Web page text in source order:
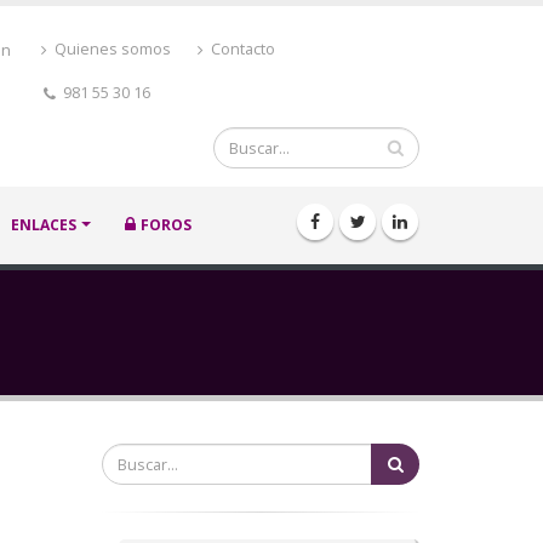
Quienes somos Contacto
981 55 30 16
Buscar
ENLACES FOROS